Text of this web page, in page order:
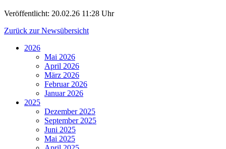
Veröffentlicht: 20.02.26 11:28 Uhr
Zurück zur Newsübersicht
2026
Mai 2026
April 2026
März 2026
Februar 2026
Januar 2026
2025
Dezember 2025
September 2025
Juni 2025
Mai 2025